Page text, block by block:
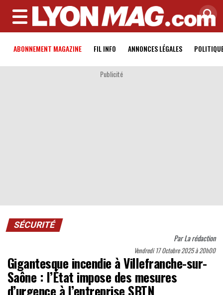
MENU
ABONNEMENT MAGAZINE FIL INFO ANNONCES LÉGALES
Publicité
SÉCURITÉ
ParLa rédaction
Vendredi 17 Octobre 2025 à 20h00
Gigantesque incendie à Villefranche-sur-
Saône : l’État impose des mesures
d’urgence à l’entreprise SBTN